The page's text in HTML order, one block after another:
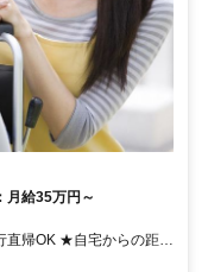
月給35万円～
直帰OK ★自宅からの距離